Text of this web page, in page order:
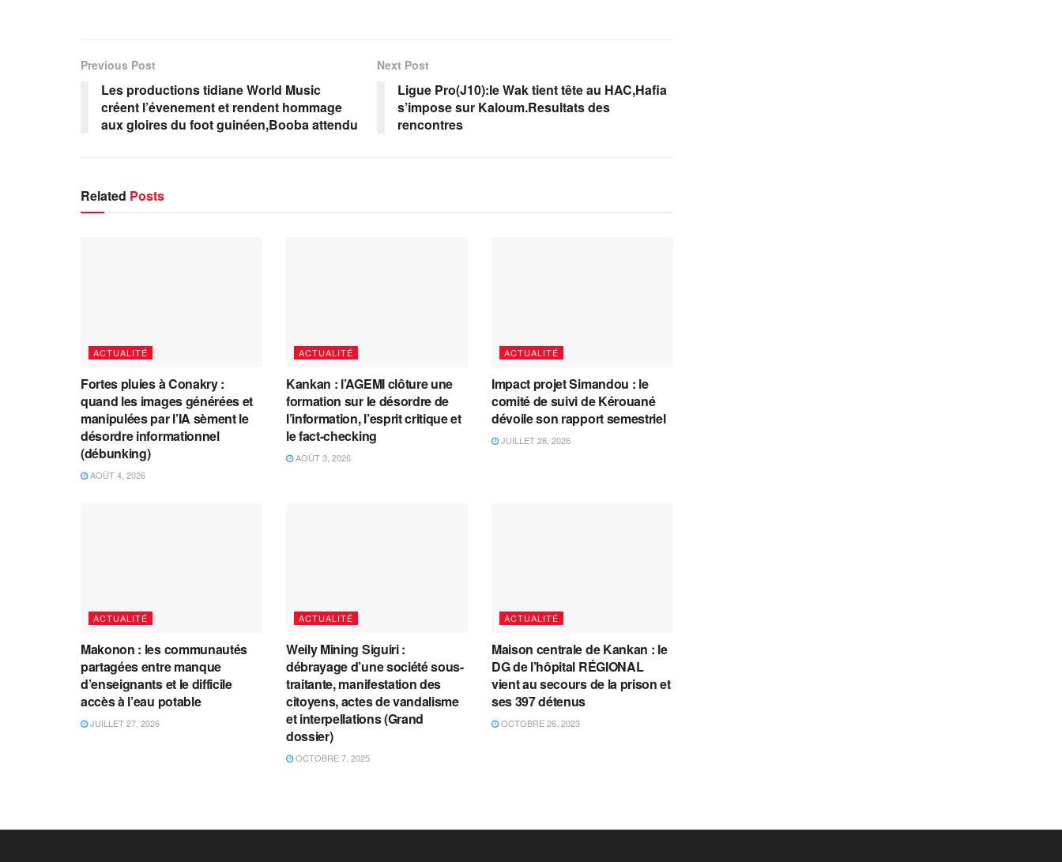
Previous Post
Les productions tidiane World Music
créent l’évenement et rendent hommage
aux gloires du foot guinéen,Booba attendu
Next Post
Ligue Pro(J10):le Wak tient tête au HAC,Hafia
s’impose sur Kaloum.Resultats des
rencontres
Related Posts
ACTUALITÉ
Fortes pluies à Conakry :
quand les images générées et
manipulées par l’IA sèment le
désordre informationnel
(débunking)
AOÛT 4, 2026
ACTUALITÉ
Kankan : l’AGEMI clôture une
formation sur le désordre de
l’information, l’esprit critique et
le fact-checking
AOÛT 3, 2026
ACTUALITÉ
Impact projet Simandou : le
comité de suivi de Kérouané
dévoile son rapport semestriel
JUILLET 28, 2026
ACTUALITÉ
Makonon : les communautés
partagées entre manque
d’enseignants et le difficile
accès à l’eau potable
JUILLET 27, 2026
ACTUALITÉ
Weily Mining Siguiri :
débrayage d’une société sous-
traitante, manifestation des
citoyens, actes de vandalisme
et interpellations (Grand
dossier)
OCTOBRE 7, 2025
ACTUALITÉ
Maison centrale de Kankan : le
DG de l’hôpital RÉGIONAL
vient au secours de la prison et
ses 397 détenus
OCTOBRE 26, 2023